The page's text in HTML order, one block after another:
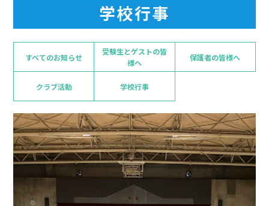
学校行事
すべてのお知らせ
受験生とゲストの皆
様へ
保護者の皆様へ
クラブ活動 学校行事